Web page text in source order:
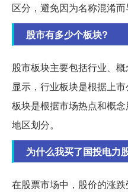
区分，避免因为名称混淆而
股市有多少个板块?
股市板块主要包括行业、
显示，行业板块是根据上
板块是根据市场热点和概
地区划分。
为什么我买了国投电力
在股票市场中，股价的涨